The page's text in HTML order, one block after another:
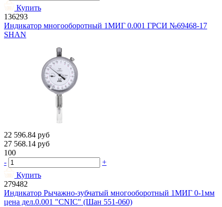
Купить
136293
Индикатор многооборотный 1МИГ 0.001 ГРСИ №69468-17
SHAN
22 596.84 руб
27 568.14 руб
100
-
+
Купить
279482
Индикатор Рычажно-зубчатый многооборотный 1МИГ 0-1мм
цена дел.0.001 "CNIC" (Шан 551-060)